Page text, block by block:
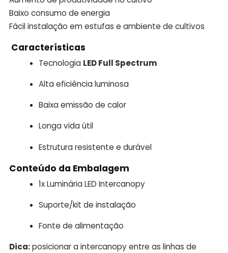
Baixo consumo de energia
Fácil instalação em estufas e ambiente de cultivos
Características
Tecnologia LED Full Spectrum
Alta eficiência luminosa
Baixa emissão de calor
Longa vida útil
Estrutura resistente e durável
Conteúdo da Embalagem
1x Luminária LED Intercanopy
Suporte/kit de instalação
Fonte de alimentação
Dica:posicionar a intercanopy entre as linhas de